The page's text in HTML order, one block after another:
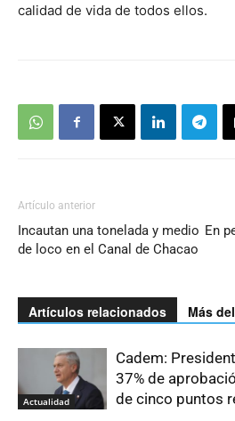
calidad de vida de todos ellos.
Artículo anterior
Incautan una tonelada y medio
de loco en el Canal de Chacao
En
Artículos relacionados Más
Actualidad
Cadem:
37% de
de cinco puntos